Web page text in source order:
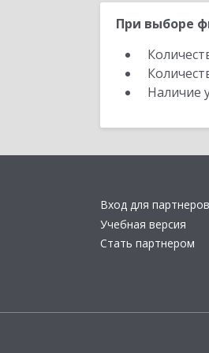
При выборе
Наличие
Вход для
Учебная версия
Стать партнером